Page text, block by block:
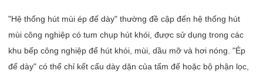
"Hệ thống hút mùi ép đế dày" thường đề cập đến hệ thống hút
mùi công nghiệp có tum chụp hút khói, được sử dụng trong các
khu bếp công nghiệp để hút khói, mùi, dầu mỡ và hơi nóng. "Ép
đế dày" có thể chỉ kết cấu dày dặn của tấm đế hoặc bộ phận lọc,